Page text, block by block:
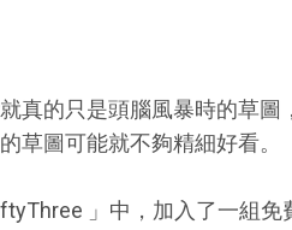
真的只是頭腦風暴時的草圖
草圖可能就不夠精細好看。
」中，加入了一組免